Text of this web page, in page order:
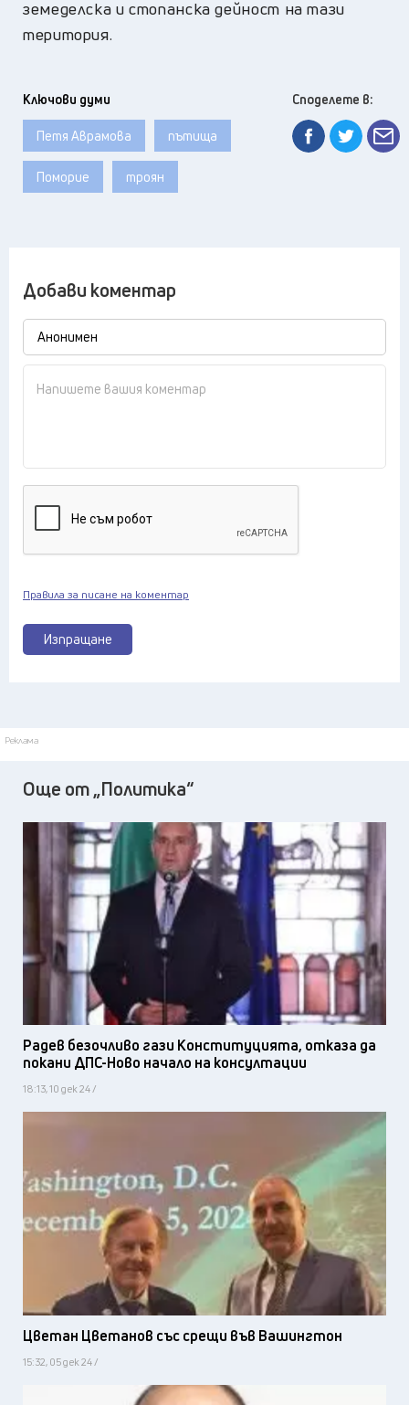
земеделска и стопанска дейност на тази
територия.
Ключови думи
Петя Аврамова пътища
Поморие троян
Споделете в:
Добави коментар
Изпращане
Правила за писане на коментар
Реклама
Още от „Политика“
Радев безочливо гази Конституцията, отказа да
покани ДПС-Ново начало на консултации
18:13, 10 дек 24 /
Цветан Цветанов със срещи във Вашингтон
15:32, 05 дек 24 /